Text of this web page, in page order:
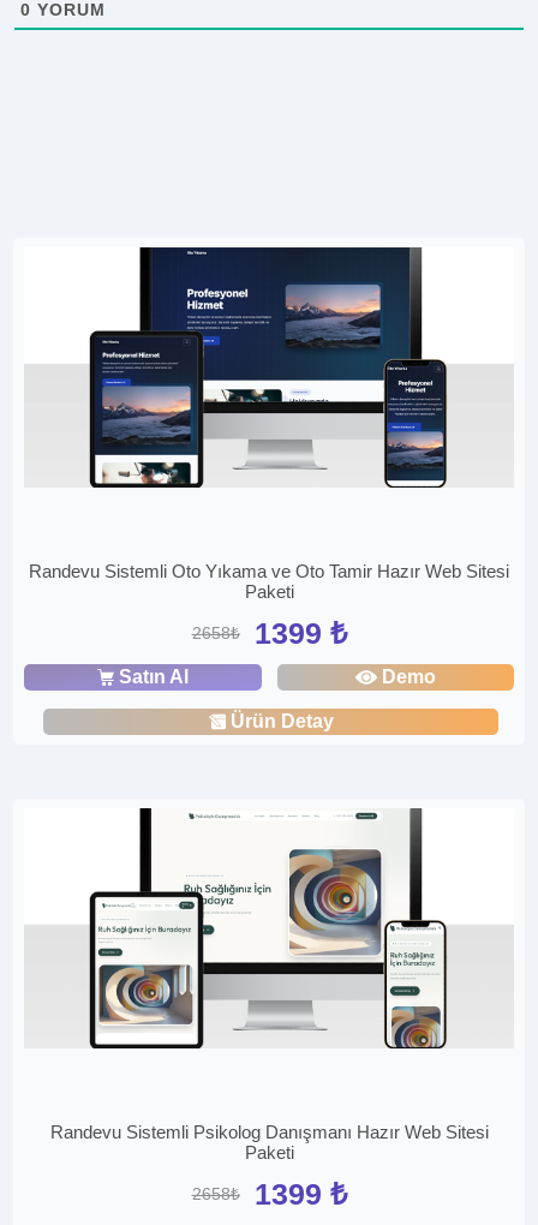
0 YORUM
Randevu Sistemli Oto Yıkama ve Oto Tamir Hazır Web Sitesi
Paketi
2658₺ 1399 ₺
Satın Al Demo
Ürün Detay
Randevu Sistemli Psikolog Danışmanı Hazır Web Sitesi
Paketi
2658₺ 1399 ₺